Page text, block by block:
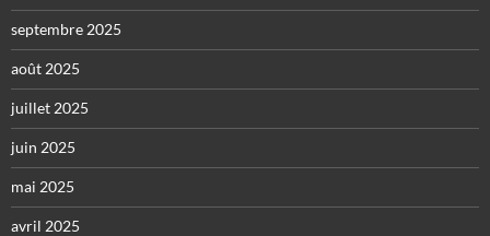
septembre 2025
août 2025
juillet 2025
juin 2025
mai 2025
avril 2025